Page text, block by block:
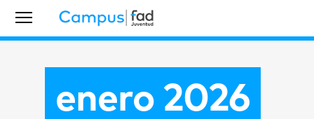
enero 2026